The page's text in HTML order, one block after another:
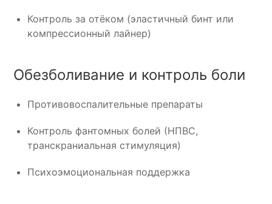
Контроль за отёком (эластичный бинт или
компрессионный лайнер)
Обезболивание и контроль боли
Противовоспалительные препараты
Контроль фантомных болей (НПВС,
транскраниальная стимуляция)
Психоэмоциональная поддержка